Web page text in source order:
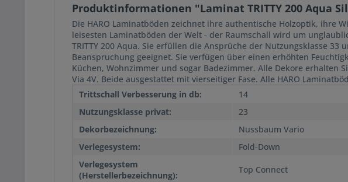
Produktinformationen "Laminat TRITTY 200 Aqua
Die HARO Laminatböden zeichnet ihre authentische Holzoptik, ihre
leisesten Laminatböden der Welt - der Raumschall wird um
TRITTY 200 Aqua. Sie erfüllen die Ansprüche der Nutzungsklasse
Beanspruchung geeignet. Sie verfügen über einen erhöhten
Küchen, Wohnzimmer und sogar Badezimmer. Alle Dekore
Via 4V. Beide ausgestattet mit vierseitiger Fase. Alle HARO
Trittschall Verbesserung in db:
14
Nutzungsklasse privat:
23
Dekorbezeichnung:
Nussbaum Vario
Verlegesystem:
Fold-Down
Verlegesystem
(Herstellerbezeichnung):
Top Connect